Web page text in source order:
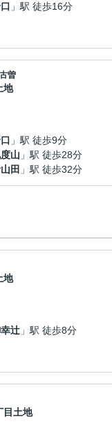
」駅 徒歩16分
曽
地
」駅 徒歩9分
山 」駅 徒歩28分
田 」駅 徒歩32分
地
辻 」駅 徒歩8分
目土地